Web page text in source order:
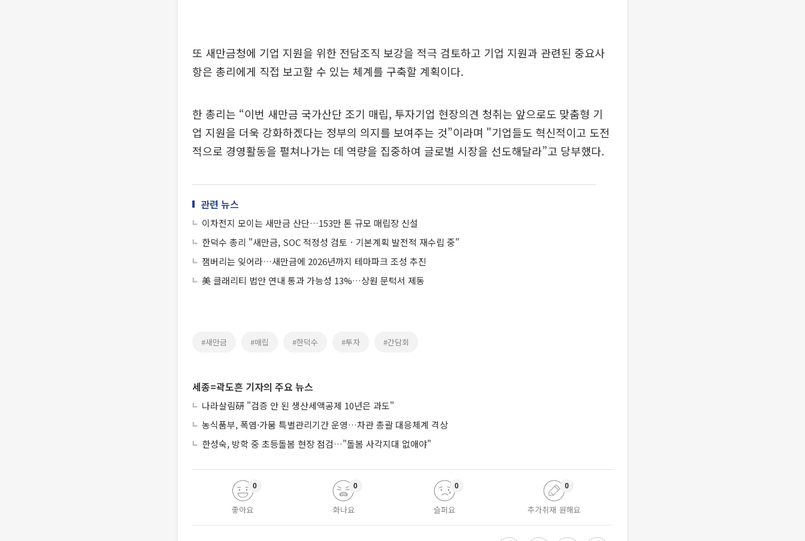
또 새만금청에 기업 지원을 위한 전담조직 보강을 적극 검토하고 기업 지원과 관련된 중요사
항은 총리에게 직접 보고할 수 있는 체계를 구축할 계획이다.
한 총리는 “이번 새만금 국가산단 조기 매립, 투자기업 현장의견 청취는 앞으로도 맞춤형 기
업 지원을 더욱 강화하겠다는 정부의 의지를 보여주는 것”이라며 "기업들도 혁신적이고 도전
적으로 경영활동을 펼쳐나가는 데 역량을 집중하여 글로벌 시장을 선도해달라”고 당부했다.
관련 뉴스
이차전지 모이는 새만금 산단…153만 톤 규모 매립장 신설
한덕수 총리 "새만금, SOC 적정성 검토ㆍ기본계획 발전적 재수립 중"
잼버리는 잊어라…새만금에 2026년까지 테마파크 조성 추진
美 클래리티 법안 연내 통과 가능성 13%…상원 문턱서 제동
#새만금 #매립 #한덕수 #투자 #간담회
세종=곽도흔 기자의 주요 뉴스
나라살림硏 "검증 안 된 생산세액공제 10년은 과도"
농식품부, 폭염·가뭄 특별관리기간 운영…차관 총괄 대응체계 격상
한성숙, 방학 중 초등돌봄 현장 점검…"돌봄 사각지대 없애야"
좋아요
0
화나요
0
슬퍼요
0
추가취재 원해요
0